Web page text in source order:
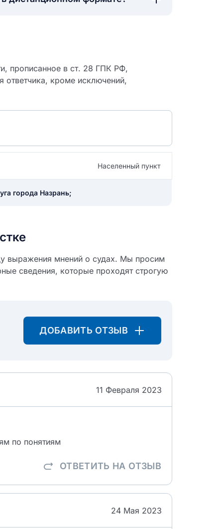
прописанное в ст. 28 ГПК РФ,
ответчика, кроме исключений,
Населенный пункт
города Назрань;
выражения мнений о судах. Мы просим
сведения, которые проходят строгую
ДОБАВИТЬ ОТЗЫВ
11 Февраля 2023
по понятиям
ОТВЕТИТЬ НА ОТЗЫВ
24 Мая 2023
отзыва